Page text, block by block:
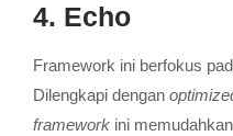
4. Echo
Framework ini berfokus
Dilengkapi dengan
framework ini